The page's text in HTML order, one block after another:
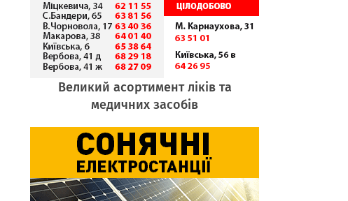
Великий асортимент ліків та
медичних засобів